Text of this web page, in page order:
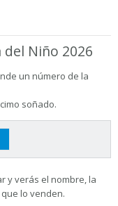
Niño 2026
un número de la
soñado.
y verás el nombre, la
lo venden.